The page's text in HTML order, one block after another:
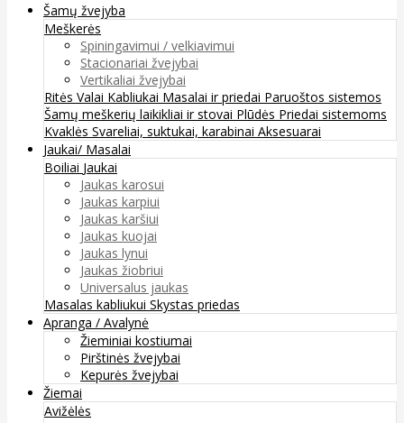
Šamų žvejyba
Meškerės
Spiningavimui / velkiavimui
Stacionariai žvejybai
Vertikaliai žvejybai
Ritės Valai Kabliukai Masalai ir priedai Paruoštos sistemos
Šamų meškerių laikikliai ir stovai Plūdės Priedai sistemoms
Kvaklės Svareliai, suktukai, karabinai Aksesuarai
Jaukai/ Masalai
Boiliai Jaukai
Jaukas karosui
Jaukas karpiui
Jaukas karšiui
Jaukas kuojai
Jaukas lynui
Jaukas žiobriui
Universalus jaukas
Masalas kabliukui Skystas priedas
Apranga / Avalynė
Žieminiai kostiumai
Pirštinės žvejybai
Kepurės žvejybai
Žiemai
Avižėlės